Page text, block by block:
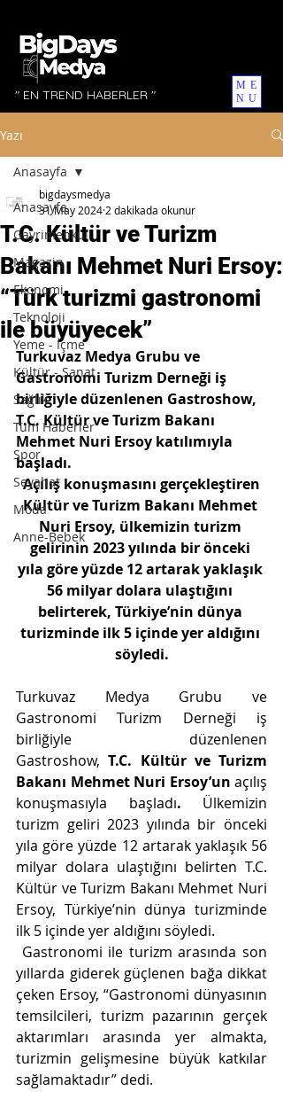
ME
NU
" EN TREND HABERLER "
Yazı
Anasayfa
Gayrimenkul
Magazin
Ekonomi
Teknoloji
Yeme - İçme
Kültür - Sanat
Sağlık
Tüm Haberler
Spor
Seyahat
Moda
Anne-Bebek
Anasayfa
T.C. Kültür ve Turizm
Bakanı Mehmet Nuri Ersoy:
“Türk turizmi gastronomi
ile büyüyecek”
bigdaysmedya
31 May 2024 2 dakikada okunur
Turkuvaz Medya Grubu ve
Gastronomi Turizm Derneği iş
birliğiyle düzenlenen Gastroshow,
T.C. Kültür ve Turizm Bakanı
Mehmet Nuri Ersoy katılımıyla
başladı.
Açılış konuşmasını gerçekleştiren
Kültür ve Turizm Bakanı Mehmet
Nuri Ersoy, ülkemizin turizm
gelirinin 2023 yılında bir önceki
yıla göre yüzde 12 artarak yaklaşık
56 milyar dolara ulaştığını
belirterek, Türkiye’nin dünya
turizminde ilk 5 içinde yer aldığını
söyledi.
Turkuvaz Medya Grubu ve
Gastronomi Turizm Derneği iş
birliğiyle düzenlenen
Gastroshow, T.C. Kültür ve Turizm
Bakanı Mehmet Nuri Ersoy’un açılış
konuşmasıyla başladı. Ülkemizin
turizm geliri 2023 yılında bir önceki
yıla göre yüzde 12 artarak yaklaşık 56
milyar dolara ulaştığını belirten T.C.
Kültür ve Turizm Bakanı Mehmet Nuri
Ersoy, Türkiye’nin dünya turizminde
ilk 5 içinde yer aldığını söyledi.
Gastronomi ile turizm arasında son
yıllarda giderek güçlenen bağa dikkat
çeken Ersoy, “Gastronomi dünyasının
temsilcileri, turizm pazarının gerçek
aktarımları arasında yer almakta,
turizmin gelişmesine büyük katkılar
sağlamaktadır” dedi.